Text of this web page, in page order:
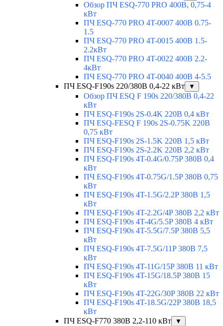
Обзор ПЧ ESQ-770 PRO 400В, 0,75-4
кВт
ПЧ ESQ-770 PRO 4T-0007 400В 0.75-
1.5
ПЧ ESQ-770 PRO 4T-0015 400В 1.5-
2.2кВт
ПЧ ESQ-770 PRO 4T-0022 400В 2.2-
4кВт
ПЧ ESQ-770 PRO 4T-0040 400В 4-5.5
ПЧ ESQ-F190s 220/380В 0,4-22 кВт
▼
Обзор ПЧ ESQ F 190s 220/380В 0,4-22
кВт
ПЧ ESQ-F190s 2S-0.4K 220В 0,4 кВт
ПЧ ESQ-FESQ F 190s 2S-0.75K 220В
0,75 кВт
ПЧ ESQ-F190s 2S-1.5K 220В 1,5 кВт
ПЧ ESQ-F190s 2S-2.2K 220В 2,2 кВт
ПЧ ESQ-F190s 4T-0.4G/0.75P 380В 0,4
кВт
ПЧ ESQ-F190s 4T-0.75G/1.5P 380В 0,75
кВт
ПЧ ESQ-F190s 4T-1.5G/2.2P 380В 1,5
кВт
ПЧ ESQ-F190s 4T-2.2G/4P 380В 2,2 кВт
ПЧ ESQ-F190s 4T-4G/5.5P 380В 4 кВт
ПЧ ESQ-F190s 4T-5.5G/7.5P 380В 5,5
кВт
ПЧ ESQ-F190s 4T-7.5G/11P 380В 7,5
кВт
ПЧ ESQ-F190s 4T-11G/15P 380В 11 кВт
ПЧ ESQ-F190s 4T-15G/18.5P 380В 15
кВт
ПЧ ESQ-F190s 4T-22G/30P 380В 22 кВт
ПЧ ESQ-F190s 4T-18.5G/22P 380В 18,5
кВт
ПЧ ESQ-F770 380В 2,2-110 кВт
▼